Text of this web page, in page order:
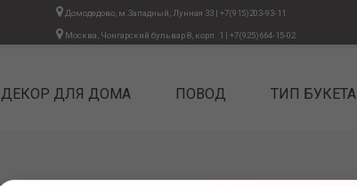
ДЕКОР ДЛЯ ДОМА ПОВОД ТИП БУКЕТА
Домодедово, м.Западный, Лунная 33| +7(915)203-93-11
Москва, Чонгарский бульвар 8, корп. 1 | +7(925)664-15-02